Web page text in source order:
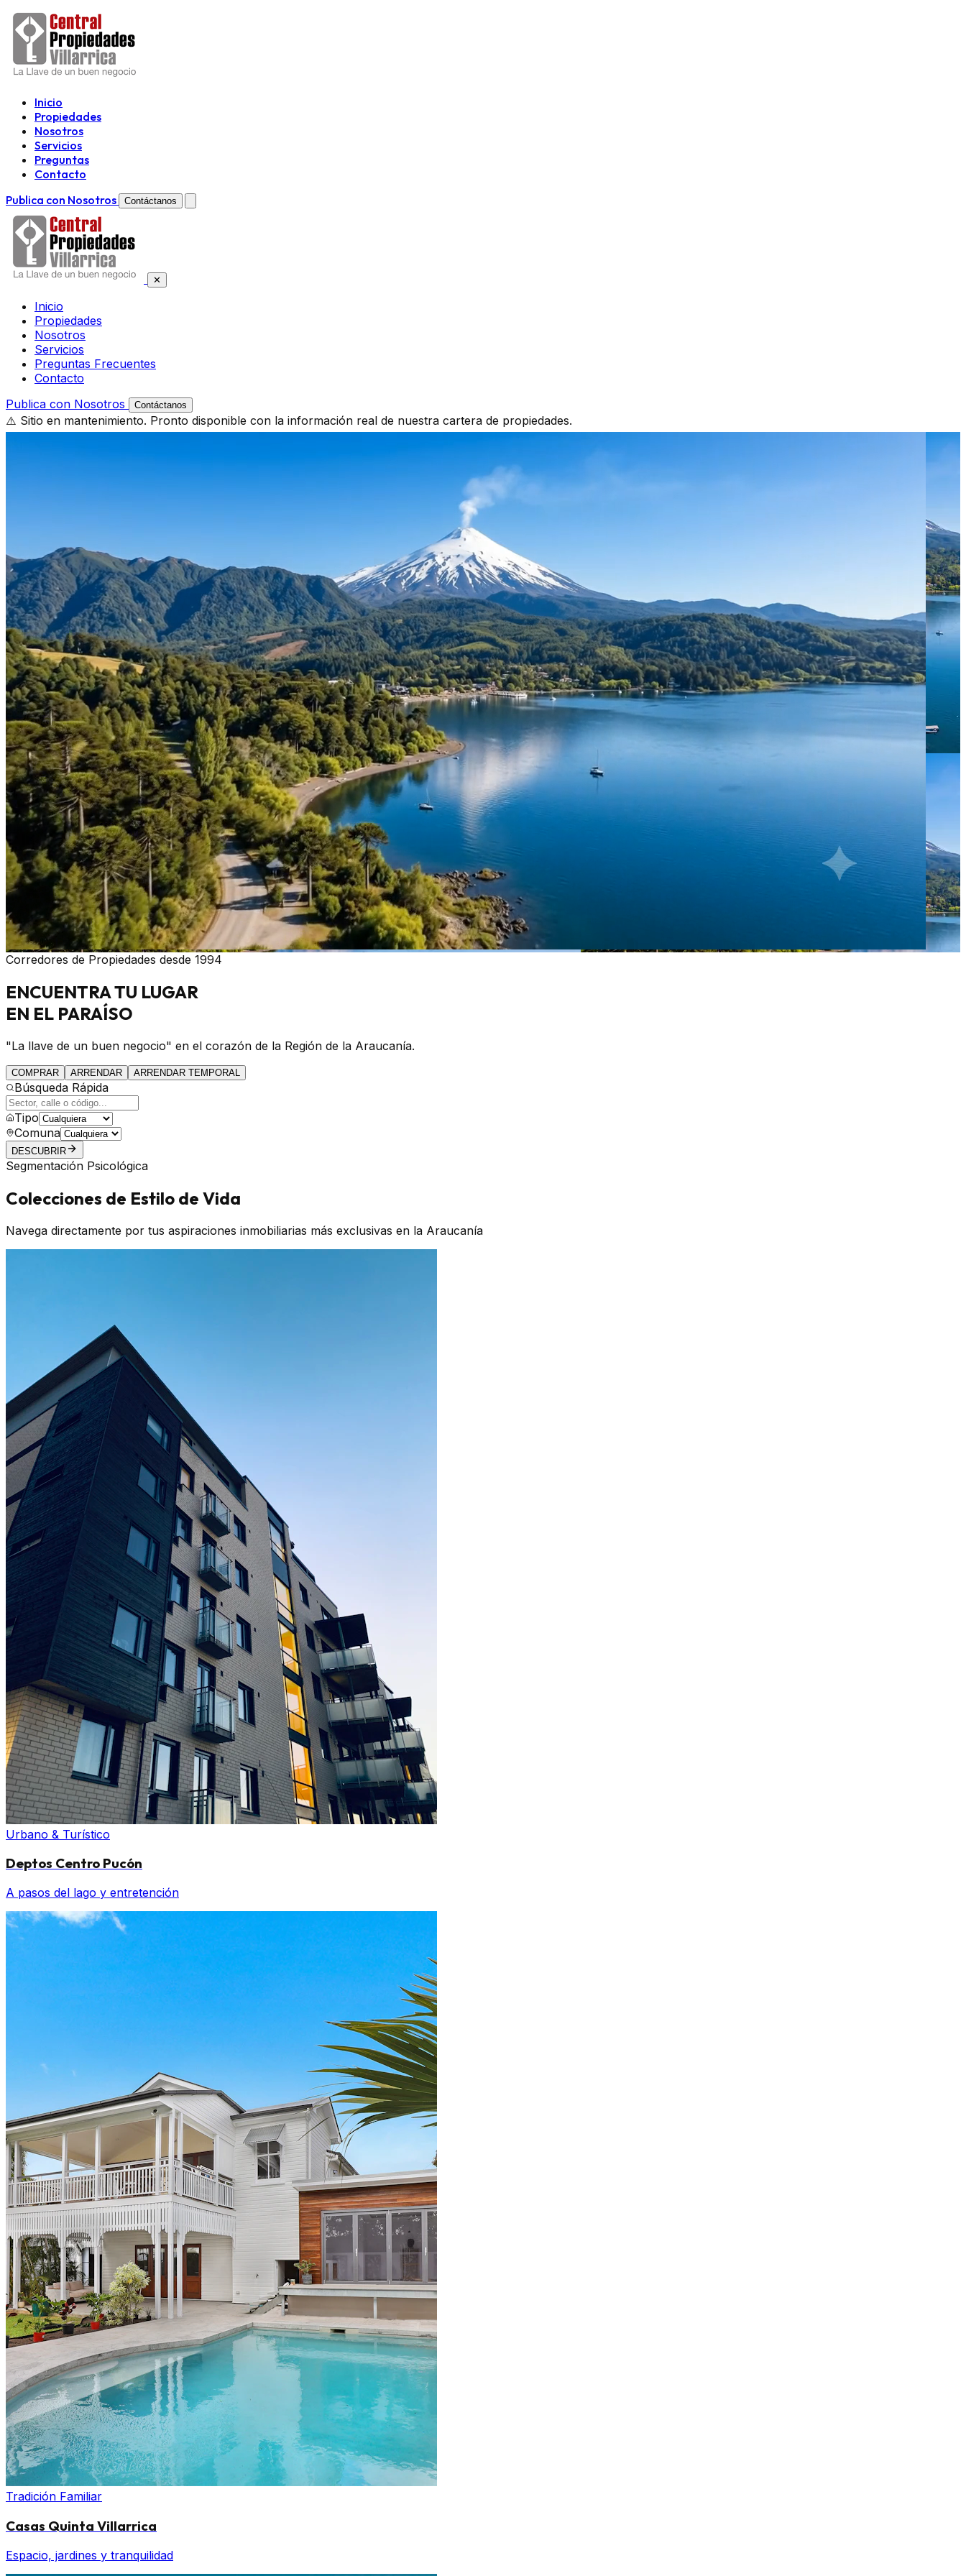
Inicio
Propiedades
Nosotros
Servicios
Preguntas
Contacto
Publica con Nosotros
Contáctanos
✕
Inicio
Propiedades
Nosotros
Servicios
Preguntas Frecuentes
Contacto
Publica con Nosotros
Contáctanos
⚠️ Sitio en mantenimiento. Pronto disponible con la información real de nuestra cartera de propiedades.
Corredores de Propiedades desde 1994
ENCUENTRATU LUGAR
EN EL PARAÍSO
"La llave de un buen negocio" en el corazón de la Región de la Araucanía.
COMPRAR ARRENDAR ARRENDAR TEMPORAL
Búsqueda Rápida
Tipo
Comuna
DESCUBRIR
Segmentación Psicológica
Colecciones de Estilo de Vida
Navega directamente por tus aspiraciones inmobiliarias más exclusivas en la Araucanía
Urbano & Turístico
Deptos Centro Pucón
A pasos del lago y entretención
Tradición Familiar
Casas Quinta Villarrica
Espacio, jardines y tranquilidad